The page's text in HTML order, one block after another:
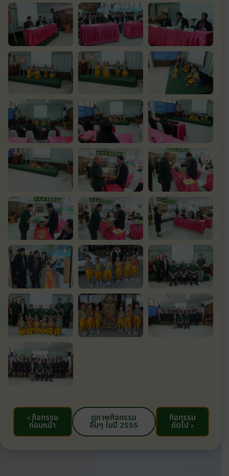
‹ กิจกรรม
ก่อนหน้า
ดูภาพกิจกรรม
อื่นๆ ในปี 2555
กิจกรรม
ถัดไป ›